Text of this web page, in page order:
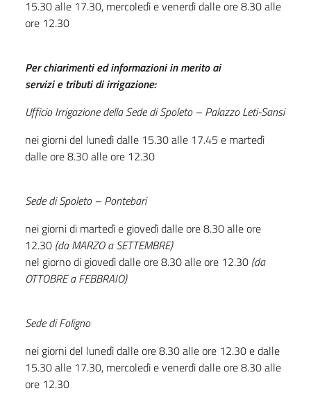
15.30 alle 17.30, mercoledì e venerdì dalle ore 8.30 alle
ore 12.30
Per chiarimenti ed informazioni in merito ai
servizietributidi irrigazione:
Ufficio Irrigazione della Sede di Spoleto – Palazzo Leti-Sansi
nei giorni del lunedì dalle 15.30 alle 17.45 e martedì
dalle ore 8.30 alle ore 12.30
Sede di Spoleto – Pontebari
nei giorni di martedì e giovedì dalle ore 8.30 alle ore
12.30 (da MARZO a SETTEMBRE)
nel giorno di giovedì dalle ore 8.30 alle ore 12.30 (da
OTTOBRE a FEBBRAIO)
Sede di Foligno
nei giorni del lunedì dalle ore 8.30 alle ore 12.30 e dalle
15.30 alle 17.30, mercoledì e venerdì dalle ore 8.30 alle
ore 12.30